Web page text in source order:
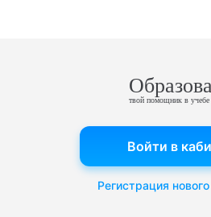
твой помощник в учебе
Войти в
Регистрация